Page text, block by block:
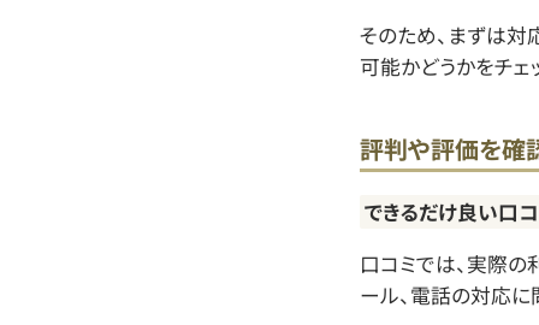
そのため、まずは対
可能かどうかをチェ
評判や評価を確
できるだけ良い口
口コミでは、実際
ール、電話の対応に